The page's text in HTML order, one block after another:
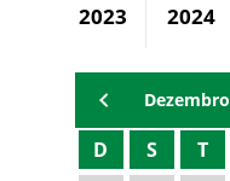
2023
2024
Dezembro
D S T